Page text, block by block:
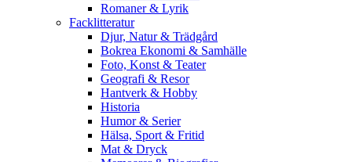
Romaner & Lyrik
Facklitteratur
Djur, Natur & Trädgård
Bokrea Ekonomi & Samhälle
Foto, Konst & Teater
Geografi & Resor
Hantverk & Hobby
Historia
Humor & Serier
Hälsa, Sport & Fritid
Mat & Dryck